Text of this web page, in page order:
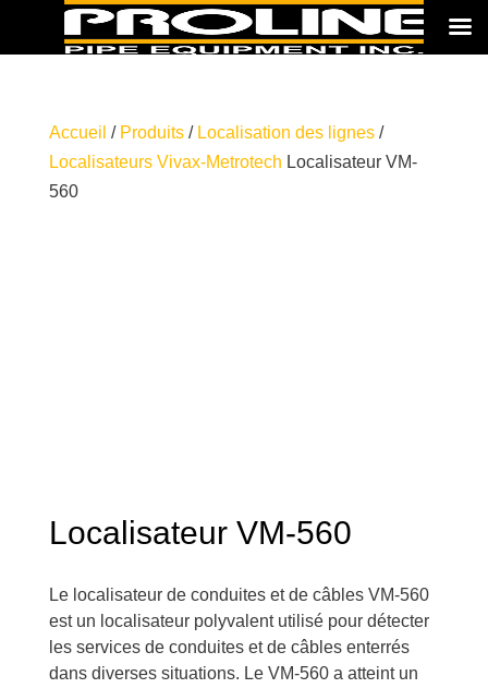
Accueil / Produits/ Localisation des lignes/
Localisateurs Vivax-Metrotech Localisateur VM-
560
Localisateur VM-560
Le localisateur de conduites et de câbles VM-560
est un localisateur polyvalent utilisé pour détecter
les services de conduites et de câbles enterrés
dans diverses situations. Le VM-560 a atteint un